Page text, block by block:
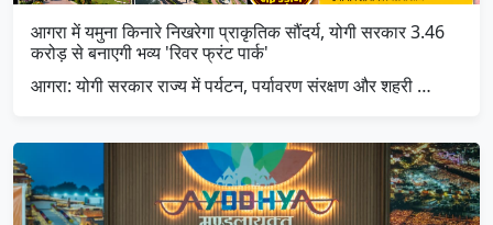
आगरा में यमुना किनारे निखरेगा प्राकृतिक सौंदर्य, योगी सरकार 3.46
करोड़ से बनाएगी भव्य 'रिवर फ्रंट पार्क'
आगरा: योगी सरकार राज्य में पर्यटन, पर्यावरण संरक्षण और शहरी …